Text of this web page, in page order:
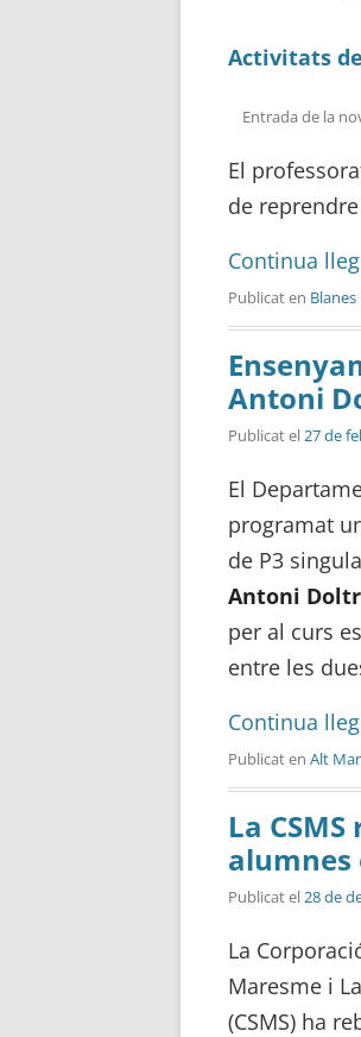
Activitats
Entrada de la
El
de
Continua
Publicat en Blanes
Antoni
Publicat el27 de
El
programat
de P3
Antoni
per al curs
entre les
Continua
Publicat en Alt
La
alumnes
Publicat el28 de
La
Maresme i
(CSMS) ha